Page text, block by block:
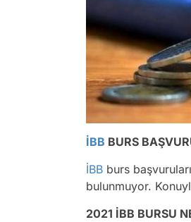
İBB BURS
İBB burs
bulunmuyor.
2021 İBB BURSU